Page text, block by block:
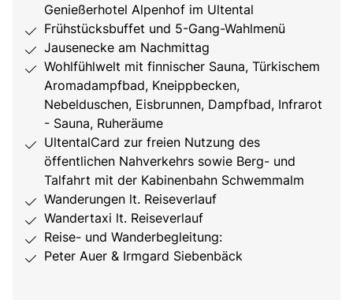
Genießerhotel Alpenhof im Ultental
Frühstücksbuffet und 5-Gang-Wahlmenü
Jausenecke am Nachmittag
Wohlfühlwelt mit finnischer Sauna, Türkischem
Aromadampfbad, Kneippbecken,
Nebelduschen, Eisbrunnen, Dampfbad, Infrarot
- Sauna, Ruheräume
UltentalCard zur freien Nutzung des
öffentlichen Nahverkehrs sowie Berg- und
Talfahrt mit der Kabinenbahn Schwemmalm
Wanderungen lt. Reiseverlauf
Wandertaxi lt. Reiseverlauf
Reise- und Wanderbegleitung:
Peter Auer & Irmgard Siebenbäck